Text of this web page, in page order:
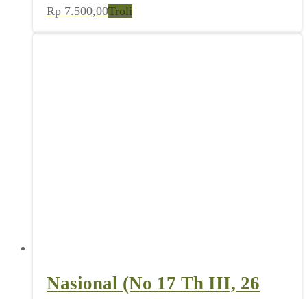
Rp 7.500,00Troli
Nasional (No 17 Th III, 26